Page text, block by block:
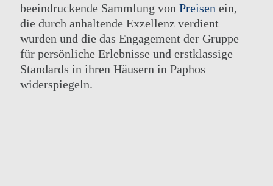
beeindruckende Sammlung von Preisen ein,
die durch anhaltende Exzellenz verdient
wurden und die das Engagement der Gruppe
für persönliche Erlebnisse und erstklassige
Standards in ihren Häusern in Paphos
widerspiegeln.